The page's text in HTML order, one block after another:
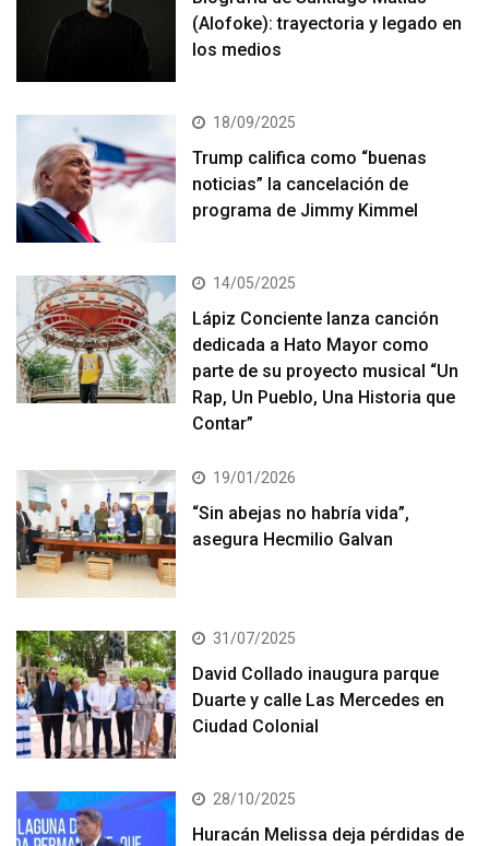
(Alofoke): trayectoria y legado en
los medios
18/09/2025
Trump califica como “buenas
noticias” la cancelación de
programa de Jimmy Kimmel
14/05/2025
Lápiz Conciente lanza canción
dedicada a Hato Mayor como
parte de su proyecto musical “Un
Rap, Un Pueblo, Una Historia que
Contar”
19/01/2026
“Sin abejas no habría vida”,
asegura Hecmilio Galvan
31/07/2025
David Collado inaugura parque
Duarte y calle Las Mercedes en
Ciudad Colonial
28/10/2025
Huracán Melissa deja pérdidas de